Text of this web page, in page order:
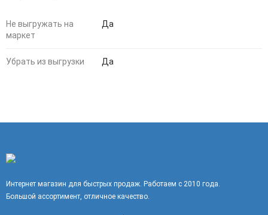
Не выгружать на
маркет
Да
Убрать из выгрузки Да
Интернет магазин для быстрых продаж. Работаем с 2010 года.
Большой ассортимент, отличное качество.